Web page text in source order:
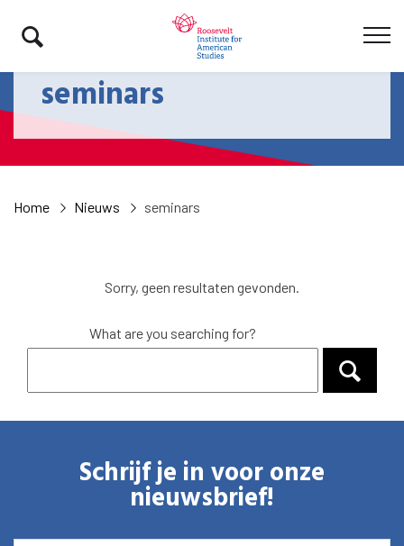
seminars
Home Nieuws seminars
Sorry, geen resultaten gevonden.
What are you searching for?
Schrijf je in voor onze
nieuwsbrief!